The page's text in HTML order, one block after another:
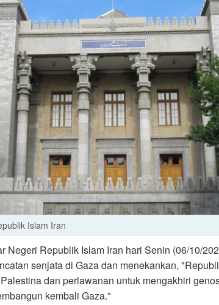
Islam Iran
Negeri Republik Islam Iran hari Senin (06/10/
senjata di Gaza dan menekankan,
dan perlawanan untuk mengakhiri
kembali Gaza."